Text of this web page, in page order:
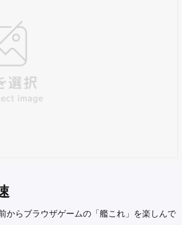
からブラウザゲームの「艦これ」を楽しんで